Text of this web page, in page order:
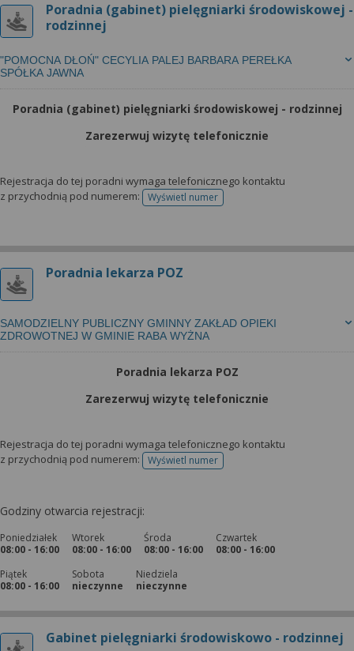
Poradnia (gabinet) pielęgniarki środowiskowej -
rodzinnej
"POMOCNA DŁOŃ" CECYLIA PALEJ BARBARA PEREŁKA
SPÓŁKA JAWNA
Poradnia (gabinet) pielęgniarki środowiskowej - rodzinnej
Zarezerwuj wizytę telefonicznie
Rejestracja do tej poradni wymaga telefonicznego kontaktu
z przychodnią pod numerem:
Wyświetl numertelefonu do rejestracji
Poradnia lekarza POZ
SAMODZIELNY PUBLICZNY GMINNY ZAKŁAD OPIEKI
ZDROWOTNEJ W GMINIE RABA WYŻNA
Poradnia lekarza POZ
Zarezerwuj wizytę telefonicznie
Rejestracja do tej poradni wymaga telefonicznego kontaktu
z przychodnią pod numerem:
Wyświetl numertelefonu do rejestracji
Godziny otwarcia rejestracji:
Poniedziałek
08:00 - 16:00
Wtorek
08:00 - 16:00
Środa
08:00 - 16:00
Czwartek
08:00 - 16:00
Piątek
08:00 - 16:00
Sobota
nieczynne
Niedziela
nieczynne
Gabinet pielęgniarki środowiskowo - rodzinnej